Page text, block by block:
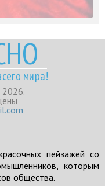
мира!
пейзажей со
которым
общества.